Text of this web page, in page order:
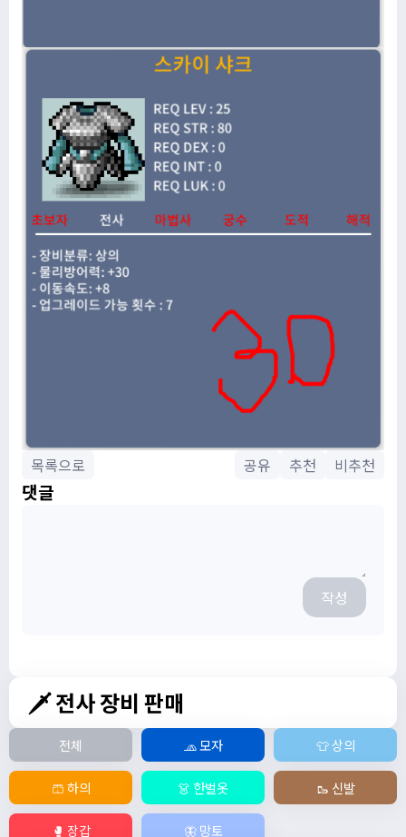
목록으로 공유 추천 비추천
댓글
작성
🗡️ 전사 장비 판매
전체 🧢 모자 👕 상의
🩳 하의 👗 한벌옷 🥾 신발
🥊 장갑 🦋 망토